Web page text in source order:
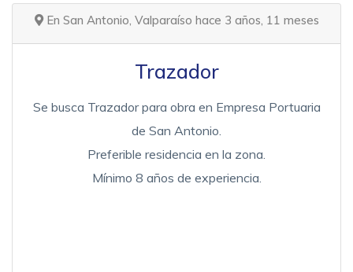
En San Antonio, Valparaíso hace 3 años, 11 meses
Trazador
Se busca Trazador para obra en Empresa Portuaria
de San Antonio.
Preferible residencia en la zona.
Mínimo 8 años de experiencia.